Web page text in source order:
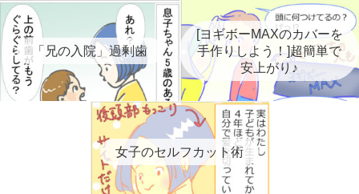
「兄の入院」過剰歯
[ヨギボーMAXのカバーを
手作りしよう！]超簡単で
安上がり♪
女子のセルフカット術